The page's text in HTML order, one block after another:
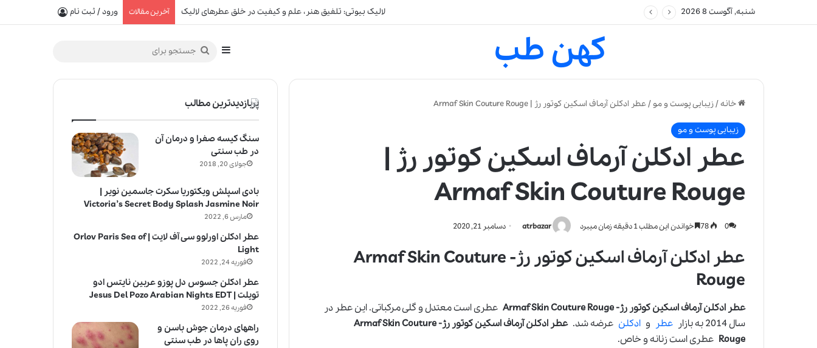
شنبه, آگوست 8 2026 آخرین مقالات لالیک بیوتی: تلفیق هنر، علم و کیفیت در خلق عطرهای لالیک ورود / ثبت نام
کهن طب سایدبارجستجو
خانه/زیبایی پوست و مو /عطر ادکلن آرماف اسکین کوتور رژ | Armaf Skin Couture Rouge
زیبایی پوست و مو
عطر ادکلن آرماف اسکین کوتور رژ |
Armaf Skin Couture Rouge
atrbazar دسامبر 21, 2020 0 خواندن این مطلب 1 دقیقه زمان میبرد
عطر ادکلن آرماف اسکین کوتور رژ- Armaf Skin Couture
Rouge
عطر ادکلن آرماف اسکین کوتور رژ- Armaf Skin Couture Rouge
عطری است معتدل و گلی مرکباتی. این عطر در
سال 2014 به بازار
عطر و ادکلن عرضه شد.
عطر ادکلن آرماف اسکین کوتور رژ- Armaf Skin Couture
Rouge عطری است زنانه و خاص.
پربازدیدترین مطالب
سنگ کیسه صفرا و درمان آن
در طب سنتی
جولای 20, 2018
بادی اسپلش ویکتوریا سکرت جاسمین نویر |
Victoria’s Secret Body Splash Jasmine Noir
مارس 6, 2022
عطر ادکلن اورلوو سی آف لایت | Orlov Paris Sea of
Light
فوریه 24, 2022
عطر ادکلن جسوس دل پوزو عربین نایتس ادو
تویلت | Jesus Del Pozo Arabian Nights EDT
فوریه 26, 2022
راههای درمان جوش باسن و
روی ران پاها در طب سنتی